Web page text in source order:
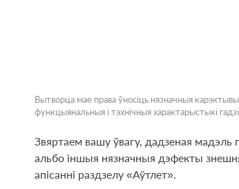
Вытворца мае права ўносіць нязначныя
функцыянальныя і тэхнічныя характарыстыкі
Звяртаем вашу ўвагу, дадзеная мадэль
альбо іншыя нязначныя дэфекты
апісанні раздзелу «Аўтлет».